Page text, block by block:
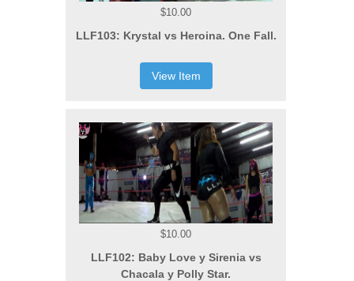
$10.00
LLF103: Krystal vs Heroina. One Fall.
View Item
$10.00
LLF102: Baby Love y Sirenia vs
Chacala y Polly Star.